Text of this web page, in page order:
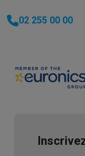
02 255 00 00